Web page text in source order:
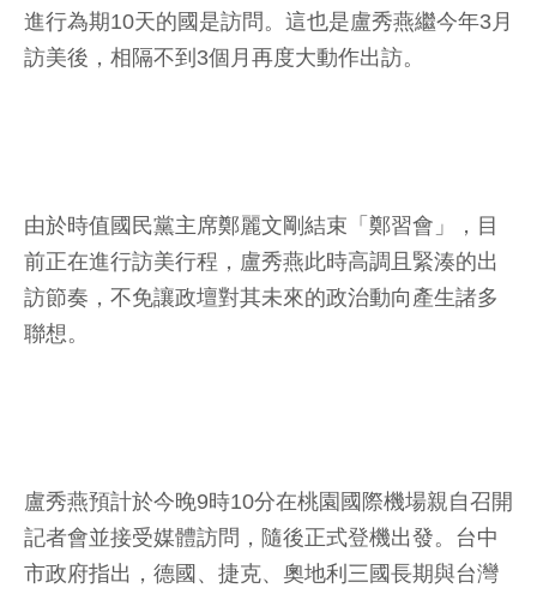
進行為期10天的國是訪問。這也是盧秀燕繼今年3月
訪美後，相隔不到3個月再度大動作出訪。
由於時值國民黨主席鄭麗文剛結束「鄭習會」，目
前正在進行訪美行程，盧秀燕此時高調且緊湊的出
訪節奏，不免讓政壇對其未來的政治動向產生諸多
聯想。
盧秀燕預計於今晚9時10分在桃園國際機場親自召開
記者會並接受媒體訪問，隨後正式登機出發。台中
市政府指出，德國、捷克、奧地利三國長期與台灣